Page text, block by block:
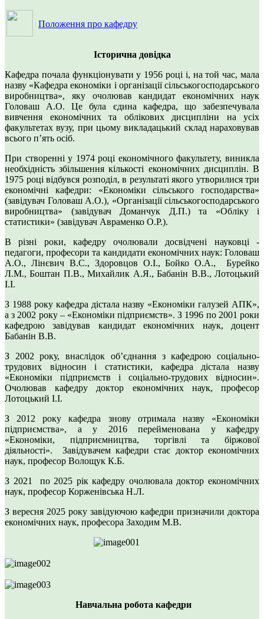
Положення про кафедру
Історична довідка
Кафедра почала функціонувати у 1956 році і, на той час, мала
назву «Кафедра економіки і організації сільськогосподарського
виробництва», яку очолював кандидат економічних наук
Головаш А.О. Це була єдина кафедра, що забезпечувала
вивчення економічних та облікових дисципліни на усіх
факультетах вузу, при цьому викладацький склад нараховував
всього п’ять осіб.
При створенні у 1974 році економічного факультету, виникла
необхідність збільшення кількості економічних дисциплін. В
1975 році відбувся розподіл, в результаті якого утворилися три
економічні кафедри: «Економіки сільського господарства»
(завідувач Головаш А.О.), «Організації сільськогосподарського
виробництва» (завідувач Доманчук Д.П.) та «Обліку і
статистики» (завідувач Авраменко О.Р.).
В різні роки, кафедру очолювали досвідчені науковці -
педагоги, професори та кандидати економічних наук: Головаш
А.О., Лінєвич В.С., Здоровцов О.І., Бойко О.А., Бурейко
Л.М., Боштан П.В., Михайлик А.Я., Бабанін В.В., Лотоцький
І.І.
З 1988 року кафедра дістала назву «Економіки галузей АПК»,
а з 2002 року – «Економіки підприємств». З 1996 по 2001 роки
кафедрою завідував кандидат економічних наук, доцент
Бабанін В.В.
З 2002 року, внаслідок об’єднання з кафедрою соціально-
трудових відносин і статистики, кафедра дістала назву
«Економіки підприємств і соціально-трудових відносин».
Очолював кафедру доктор економічних наук, професор
Лотоцький І.І.
З 2012 року кафедра знову отримала назву «Економіки
підприємства», а у 2016 перейменована у кафедру
«Економіки, підприємництва, торгівлі та біржової
діяльності». Завідувачем кафедри стає доктор економічних
наук, професор Волощук К.Б.
З 2021 по 2025 рік кафедру очолювала доктор економічних
наук, професор Корженівська Н.Л.
З вересня 2025 року завідуючою кафедри призначили доктора
економічних наук, професора Заходим М.В.
Навчальна робота кафедри